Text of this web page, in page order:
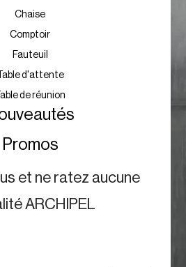
Chaise
Comptoir
Fauteuil
Table d'attente
Table de réunion
Promos
et ne ratez aucune
ARCHIPEL